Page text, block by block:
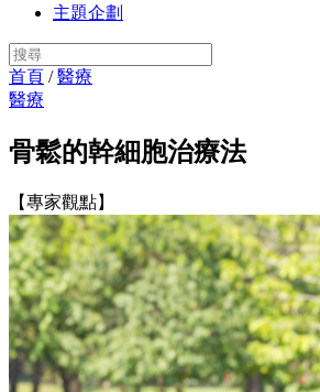
主題企劃
首頁 /醫療
醫療
骨鬆的幹細胞治療法
【專家觀點】